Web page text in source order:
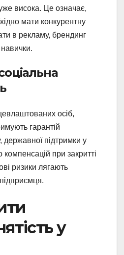
висока. Це означає,
мати конкурентну
в рекламу, брендинг
навички.
осіб,
гарантій
державної підтримки у
компенсацій при закритті
ризики лягають
у